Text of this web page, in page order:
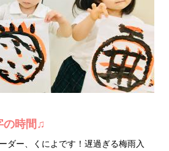
の時間♫
ダー、くによです！遅過ぎる梅雨入